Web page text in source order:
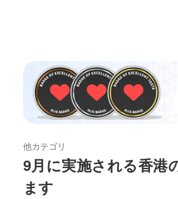
他カテゴリ
9月に実施される香港
ます